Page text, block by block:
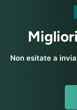
Non esitate a